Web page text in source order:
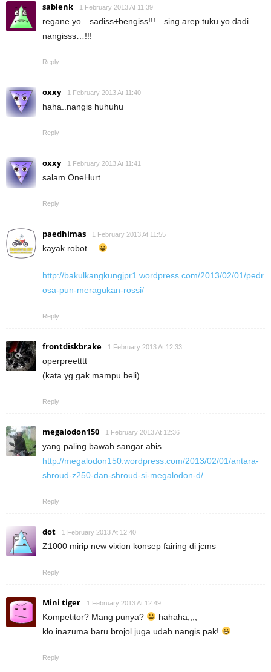
sablenk 1 February 2013 At 11:39
regane yo…sadiss+bengiss!!!…sing arep tuku yo dadi
nangisss…!!!
Reply
oxxy 1 February 2013 At 11:40
haha..nangis huhuhu
Reply
oxxy 1 February 2013 At 11:41
salam OneHurt
Reply
paedhimas 1 February 2013 At 11:55
kayak robot…
http://bakulkangkungjpr1.wordpress.com/2013/02/01/pedr
osa-pun-meragukan-rossi/
Reply
frontdiskbrake 1 February 2013 At 12:33
operpreetttt
(kata yg gak mampu beli)
Reply
megalodon150 1 February 2013 At 12:36
yang paling bawah sangar abis
http://megalodon150.wordpress.com/2013/02/01/antara-
shroud-z250-dan-shroud-si-megalodon-d/
Reply
dot 1 February 2013 At 12:40
Z1000 mirip new vixion konsep fairing di jcms
Reply
Mini tiger 1 February 2013 At 12:49
Kompetitor? Mang punya?
hahaha,,,,
klo inazuma baru brojol juga udah nangis pak!
Reply